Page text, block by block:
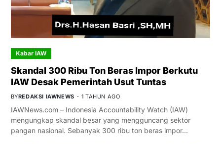
Kabar IAW
Skandal 300 Ribu Ton Beras Impor Berkutu
IAW Desak Pemerintah Usut Tuntas
BYREDAKSI IAWNEWS 1 TAHUN AGO
IAWNews.com – Indonesia Accountability Watch (IAW)
mengungkap skandal besar yang mengguncang sektor
pangan nasional. Sebanyak 300 ribu ton beras impor…